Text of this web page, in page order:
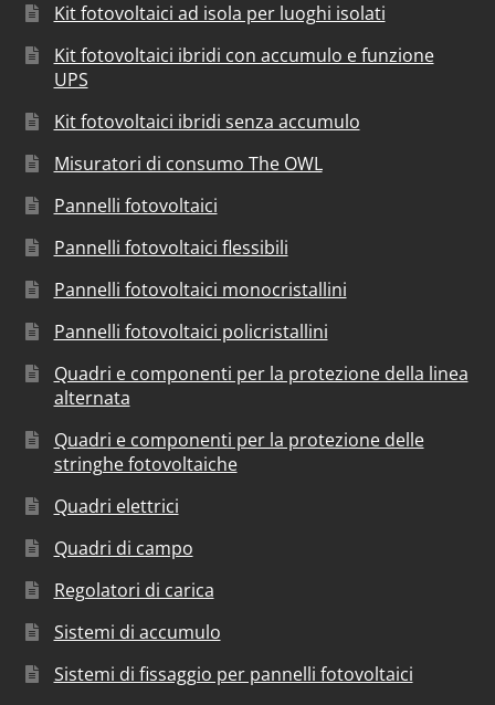
Kit fotovoltaici ad isola per luoghi isolati
Kit fotovoltaici ibridi con accumulo e funzione
UPS
Kit fotovoltaici ibridi senza accumulo
Misuratori di consumo The OWL
Pannelli fotovoltaici
Pannelli fotovoltaici flessibili
Pannelli fotovoltaici monocristallini
Pannelli fotovoltaici policristallini
Quadri e componenti per la protezione della linea
alternata
Quadri e componenti per la protezione delle
stringhe fotovoltaiche
Quadri elettrici
Quadri di campo
Regolatori di carica
Sistemi di accumulo
Sistemi di fissaggio per pannelli fotovoltaici